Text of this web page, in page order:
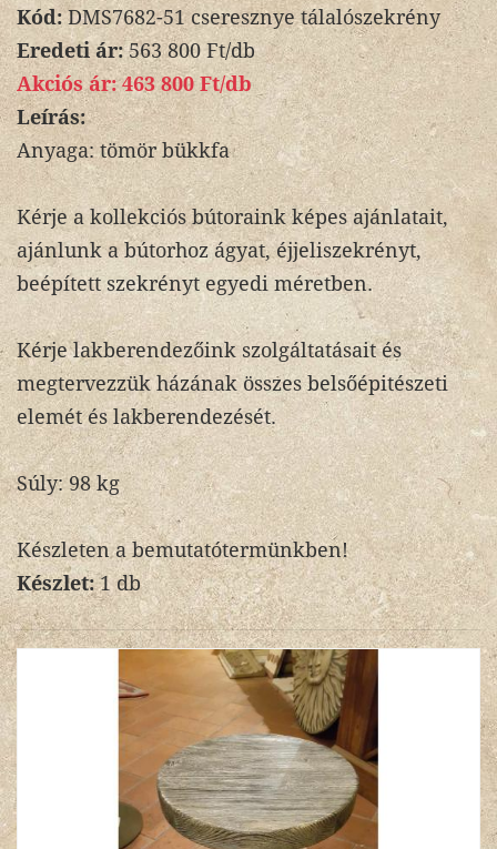
Kód:DMS7682-51 cseresznye tálalószekrény
Eredeti ár:563 800 Ft/db
Akciós ár:463 800 Ft/db
Leírás:
Anyaga: tömör bükkfa
Kérje a kollekciós bútoraink képes ajánlatait,
ajánlunk a bútorhoz ágyat, éjjeliszekrényt,
beépített szekrényt egyedi méretben.
Kérje lakberendezőink szolgáltatásait és
megtervezzük házának összes belsőépitészeti
elemét és lakberendezését.
Súly: 98 kg
Készleten a bemutatótermünkben!
Készlet:1 db